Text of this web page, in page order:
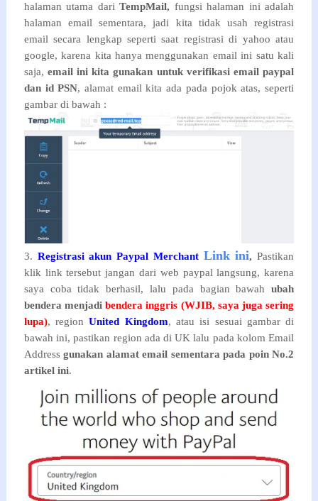
halaman utama dariTempMail, fungsi halaman ini adalah
halaman email sementara, jadi kita tidak usah registrasi
email secara lengkap seperti saat registrasi di yahoo atau
google, karena kita hanya menggunakan email ini satu kali
saja,email ini kita gunakan untuk verifikasi email paypal
dan id PSN, alamat email kita ada pada pojok atas, seperti
gambar di bawah :
3. Registrasi akun Paypal Merchant Link ini,Pastikan
klik link tersebut jangan dari web paypal langsung, karena
saya coba tidak berhasil, lalu
pada bagian bawahubah
bendera menjadibendera inggris (WJIB, saya juga sering
lupa), regionUnited Kingdom, atau isi sesuai gambar di
bawah ini, pastikan region ada di UK lalu pada kolom Email
Addressgunakan alamat email sementara pada poin No.2
artikel ini.